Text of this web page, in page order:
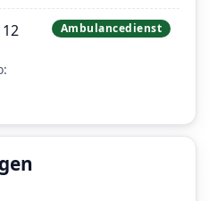
Ambulancedienst